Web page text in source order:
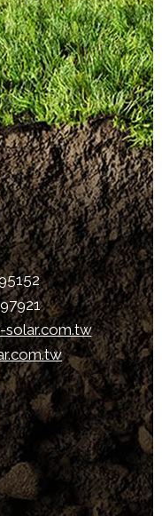
solar.com.tw